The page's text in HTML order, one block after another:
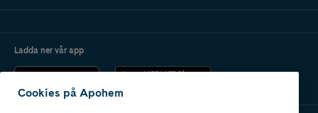
Ladda ner vår app
Cookies på Apohem